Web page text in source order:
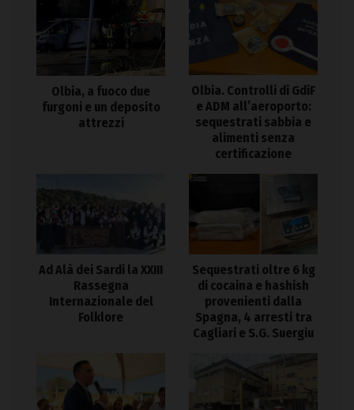
Olbia, a fuoco due
furgoni e un deposito
attrezzi
Olbia. Controlli di GdiF
e ADM all’aeroporto:
sequestrati sabbia e
alimenti senza
certificazione
Ad Alà dei Sardi la XXIII
Rassegna
Internazionale del
Folklore
Sequestrati oltre 6 kg
di cocaina e hashish
provenienti dalla
Spagna, 4 arresti tra
Cagliari e S.G. Suergiu